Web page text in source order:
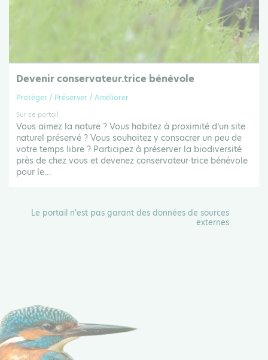
Devenir conservateur.trice bénévole
Protéger / Préserver / Améliorer
Sur ce portail
Vous aimez la nature ? Vous habitez à proximité d’un site
naturel préservé ? Vous souhaitez y consacrer un peu de
votre temps libre ? Participez à préserver la biodiversité
près de chez vous et devenez conservateur·trice bénévole
pour le...
Le portail n'est pas garant des données de sources
externes